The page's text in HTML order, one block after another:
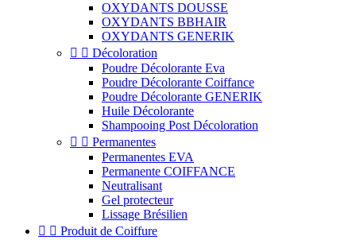
OXYDANTS DOUSSE
OXYDANTS BBHAIR
OXYDANTS GENERIK
  Décoloration
Poudre Décolorante Eva
Poudre Décolorante Coiffance
Poudre Décolorante GENERIK
Huile Décolorante
Shampooing Post Décoloration
  Permanentes
Permanentes EVA
Permanente COIFFANCE
Neutralisant
Gel protecteur
Lissage Brésilien
  Produit de Coiffure